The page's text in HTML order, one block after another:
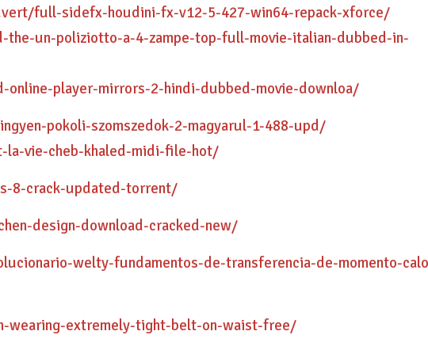
full-sidefx-houdini-fx-v12-5-427-win64-repack-xforce/
un-poliziotto-a-4-zampe-top-full-movie-italian-dubbed-in-
player-mirrors-2-hindi-dubbed-movie-downloa/
pokoli-szomszedok-2-magyarul-1-488-upd/
vie-cheb-khaled-midi-file-hot/
8-crack-updated-torrent/
design-download-cracked-new/
welty-fundamentos-de-transferencia-de-momento-
wearing-extremely-tight-belt-on-waist-free/